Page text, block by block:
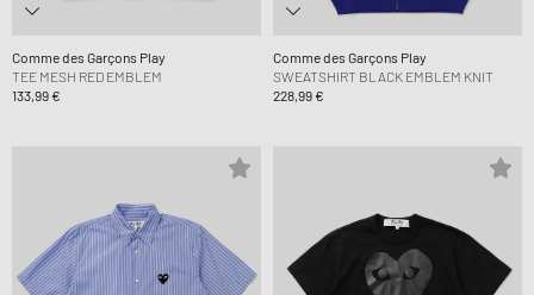
Comme des Garçons Play
TEE MESH RED EMBLEM
133,99 €
Comme des Garçons Play
SWEATSHIRT BLACK EMBLEM KNIT
228,99 €